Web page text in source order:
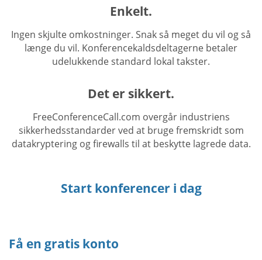
Enkelt.
Ingen skjulte omkostninger. Snak så meget du vil og så
længe du vil. Konferencekaldsdeltagerne betaler
udelukkende standard lokal takster.
Det er sikkert.
FreeConferenceCall.com overgår industriens
sikkerhedsstandarder ved at bruge fremskridt som
datakryptering og firewalls til at beskytte lagrede data.
Start konferencer i dag
Få en gratis konto